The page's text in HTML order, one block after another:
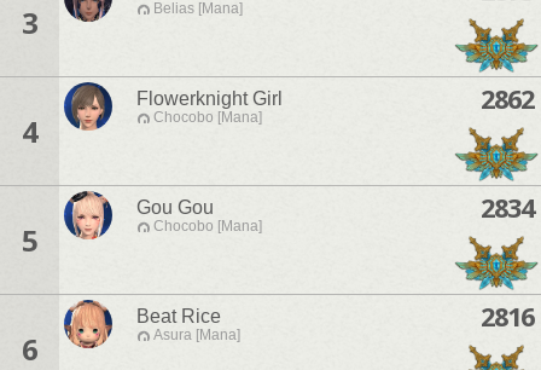
3 Belias [Mana]
4
Flowerknight Girl
Chocobo [Mana]
2862
5
Gou Gou
Chocobo [Mana]
2834
6
Beat Rice
Asura [Mana]
2816